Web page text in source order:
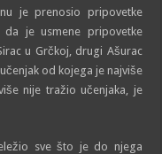
je prenosio pripovetke
da je usmene pripovetke
u Grčkoj, drugi Ašurac
od kojega je najviše
nije tražio učenjaka, je
sve što je do njega